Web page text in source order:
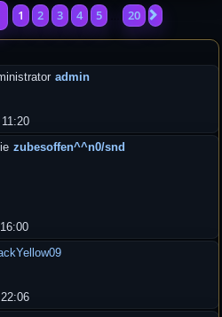
Seite1von20
1 2 3 4 5 20
admin
zubesoffen^^n0/snd